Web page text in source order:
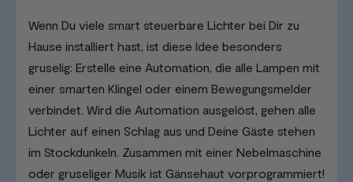
Wenn Du viele smart steuerbare Lichter bei Dir zu
Hause installiert hast, ist diese Idee besonders
gruselig: Erstelle eine Automation, die alle Lampen mit
einer smarten Klingel oder einem Bewegungsmelder
verbindet. Wird die Automation ausgelöst, gehen alle
Lichter auf einen Schlag aus und Deine Gäste stehen
im Stockdunkeln. Zusammen mit einer Nebelmaschine
oder gruseliger Musik ist Gänsehaut vorprogrammiert!